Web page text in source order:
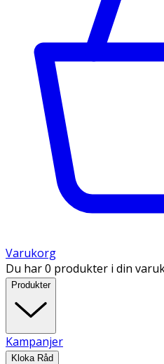
Varukorg
Du har 0 produkter i din
Produkter
Kampanjer
Kloka Råd